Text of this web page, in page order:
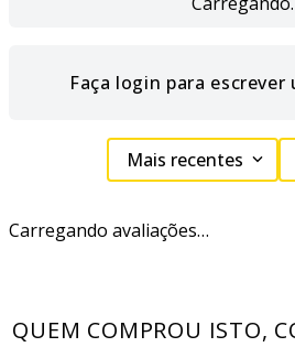
Faça login para escrever
Mais recentes
Carregando avaliações…
QUEM COMPROU ISTO,